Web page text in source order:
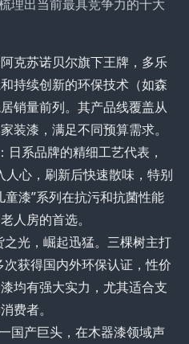
理出当前最具竞争力的十大
阿克苏诺贝尔旗下王牌，多乐
持续创新的环保技术（如森
销量前列。其产品线覆盖从
装漆，满足不同预算需求。
：日系品牌的精细工艺代表，
人心，刷新后快速散味，特别
漆”系列在抗污和抗菌性能
人房的首选。
之光，崛起迅猛。三棵树主打
次获得国内外环保认证，性价
均有强大实力，尤其适合支
费者。
国产巨头，在木器漆领域声